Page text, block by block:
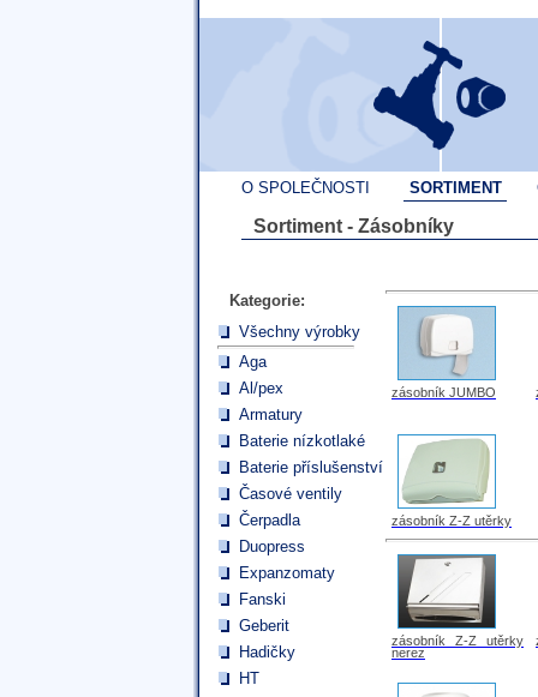
O SPOLEČNOSTI SORTIMENT
Sortiment - Zásobníky
Kategorie:
Všechny výrobky
Aga
Al/pex
Armatury
Baterie nízkotlaké
Baterie příslušenství
Časové ventily
Čerpadla
Duopress
Expanzomaty
Fanski
Geberit
Hadičky
HT
zásobník JUMBO
zásobník Z-Z utěrky
zásobník Z-Z utěrky
nerez